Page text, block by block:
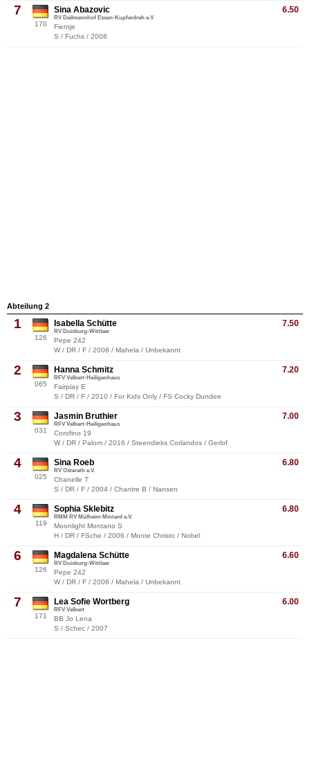
7
170
6.50
Sina Abazovic
RV Deilmannhof Essen-Kupferdreh e.V
Fientje
S / Fuchs / 2008
Abteilung 2
1
126
7.50
Isabella Schütte
RV Duisburg-Wittlaer
Pepe 242
W / DR / F / 2006 / Mahela / Unbekannt
2
065
7.20
Hanna Schmitz
RFV Velbert-Heiligenhaus
Fairplay E
S / DR / F / 2010 / For Kids Only / FS Cocky Dundee
3
031
7.00
Jasmin Bruthier
RFV Velbert-Heiligenhaus
Corofino 19
W / DR / Palom / 2016 / Steendieks Corlandos / Gerlof
4
025
6.80
Sina Roeb
RV Osterath e.V.
Chanelle T
S / DR / F / 2004 / Chantre B / Nansen
4
119
6.80
Sophia Sklebitz
RMM RV Mülheim-Mintard e.V.
Moonlight Montano S
H / DR / FSche / 2006 / Monte Christo / Nobel
6
126
6.60
Magdalena Schütte
RV Duisburg-Wittlaer
Pepe 242
W / DR / F / 2006 / Mahela / Unbekannt
7
171
6.00
Lea Sofie Wortberg
RFV Velbert
BB Jo Lena
S / Schec / 2007